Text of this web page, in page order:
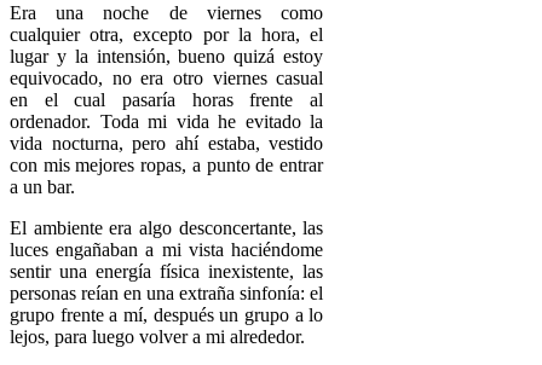
Era una noche de viernes como
cualquier otra, excepto por la hora, el
lugar y la intensión, bueno quizá estoy
equivocado, no era otro viernes casual
en el cual pasaría horas frente al
ordenador. Toda mi vida he evitado la
vida nocturna, pero ahí estaba, vestido
con mis mejores ropas, a punto de entrar
a un bar.
El ambiente era algo desconcertante, las
luces engañaban a mi vista haciéndome
sentir una energía física inexistente, las
personas reían en una extraña sinfonía: el
grupo frente a mí, después un grupo a lo
lejos, para luego volver a mi alrededor.